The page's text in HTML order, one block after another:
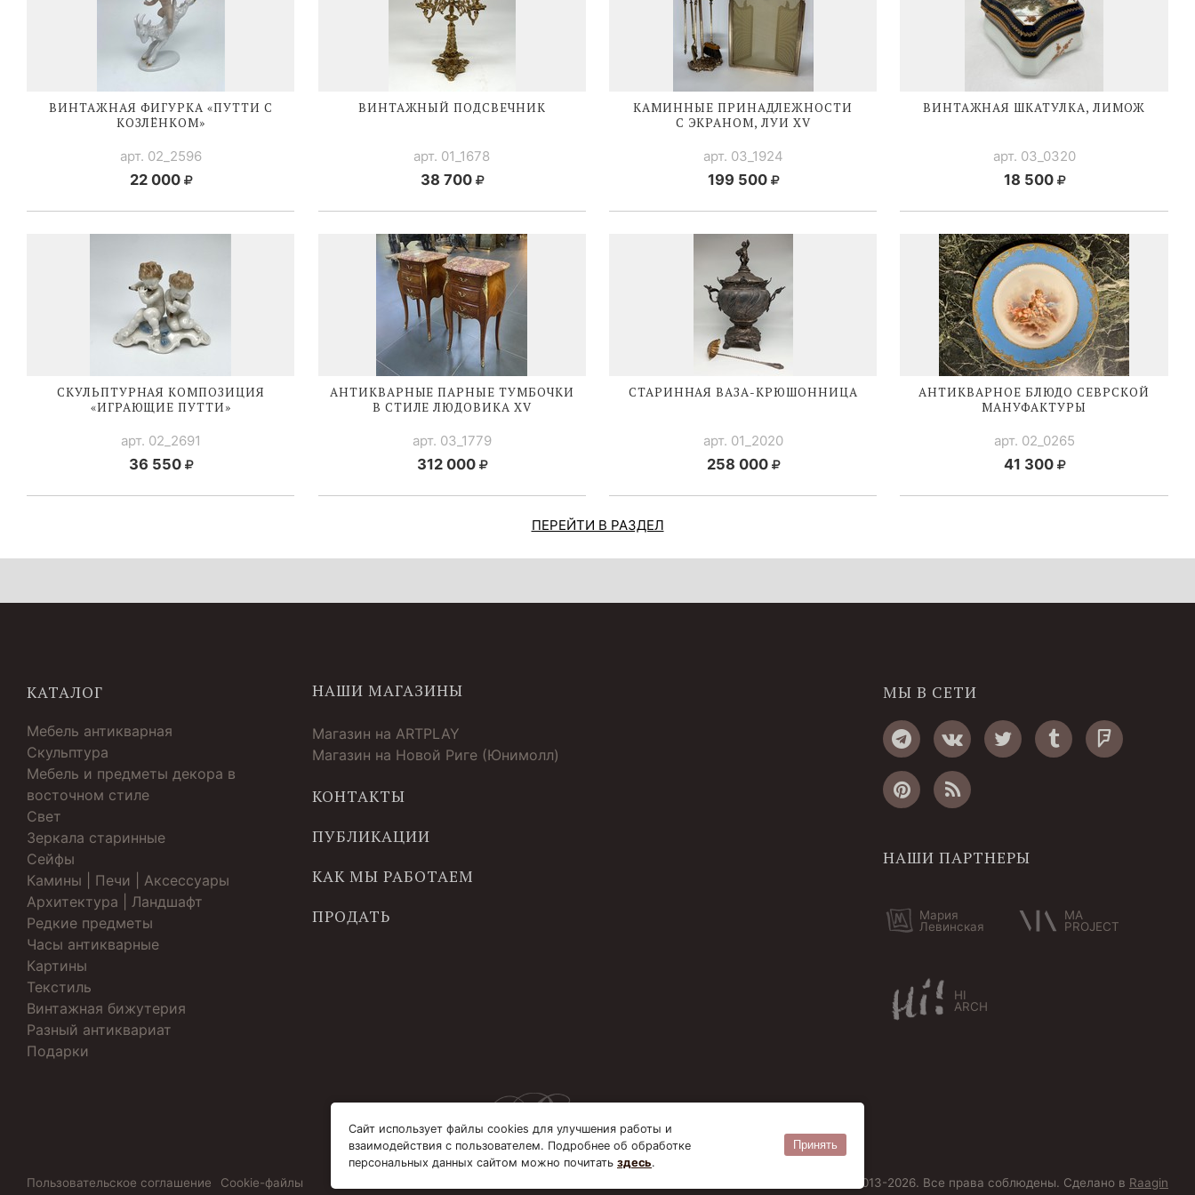
ВИНТАЖНАЯ ФИГУРКА «ПУТТИ С
КОЗЛЁНКОМ»
арт. 02_2596
22 000
ВИНТАЖНЫЙ ПОДСВЕЧНИК
арт. 01_1678
38 700
КАМИННЫЕ ПРИНАДЛЕЖНОСТИ
С ЭКРАНОМ,ЛУИ XV
арт. 03_1924
199 500
ВИНТАЖНАЯ ШКАТУЛКА, ЛИМОЖ
арт. 03_0320
18 500
СКУЛЬПТУРНАЯ КОМПОЗИЦИЯ
«ИГРАЮЩИЕ ПУТТИ»
арт. 02_2691
36 550
АНТИКВАРНЫЕ ПАРНЫЕ ТУМБОЧКИ
В СТИЛЕЛЮДОВИКА XV
арт. 03_1779
312 000
СТАРИННАЯВАЗА-КРЮШОННИЦА
арт. 01_2020
258 000
АНТИКВАРНОЕ БЛЮДО СЕВРСКОЙ
МАНУФАКТУРЫ
арт. 02_0265
41 300
ПЕРЕЙТИ В РАЗДЕЛ
КАТАЛОГ
Мебель антикварная
Скульптура
Мебель и предметы декора в
восточном стиле
Свет
Зеркала старинные
Cейфы
Камины | Печи | Аксессуары
Архитектура | Ландшафт
Редкие предметы
Часы антикварные
Картины
Текстиль
Винтажная бижутерия
Разный антиквариат
Подарки
НАШИ МАГАЗИНЫ
Магазин на ARTPLAY
Магазин на Новой Риге (Юнимолл)
КОНТАКТЫ
ПУБЛИКАЦИИ
КАК МЫ РАБОТАЕМ
ПРОДАТЬ
МЫ В СЕТИ
НАШИ ПАРТНЕРЫ
Мария
Левинская
MA
PROJECT
HI
ARCH
Пользовательское соглашение Cookie-файлы © Bersoantik 2013-2026. Все права соблюдены. Сделано в Raagin
Сайт использует файлы cookies для улучшения работы и
взаимодействия с пользователем. Подробнее об обработке
персональных данных сайтом можно почитать здесь.
Принять